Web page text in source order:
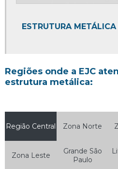
Orçamento construção por m2
Orçamento planejamento e
Reforma de loja comercial
Reforma de loja pequena
Reforma de quiosque de shopping
ESTRUTURA
Regiões onde a EJC
estrutura metálica:
Região Central Zona Norte
Zona Leste
Grande São
Paulo